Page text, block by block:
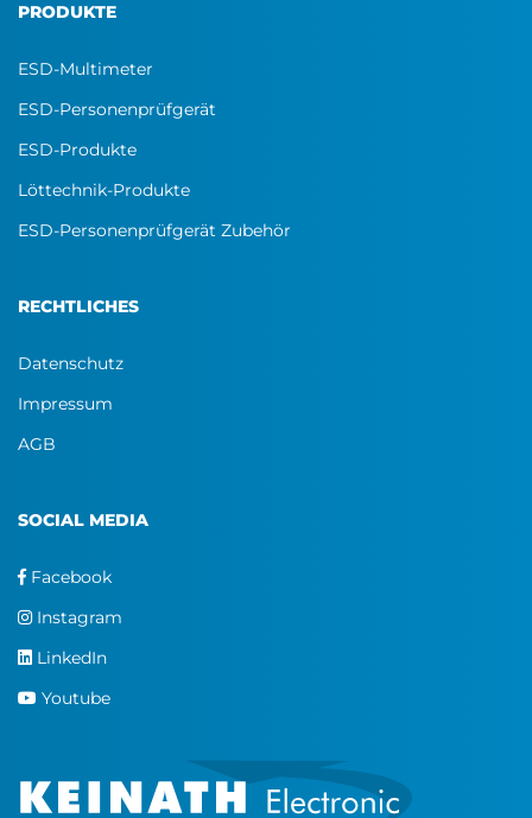
PRODUKTE
ESD-Multimeter
ESD-Personenprüfgerät
ESD-Produkte
Löttechnik-Produkte
ESD-Personenprüfgerät Zubehör
RECHTLICHES
Datenschutz
Impressum
AGB
SOCIAL MEDIA
Facebook
Instagram
LinkedIn
Youtube